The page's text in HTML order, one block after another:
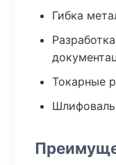
Гибка
Токарные